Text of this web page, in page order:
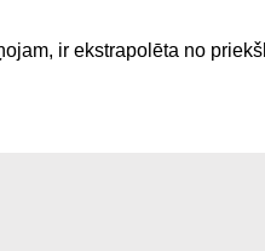
ir ekstrapolēta no